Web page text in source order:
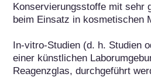
Konservierungsstoffe mit sehr
beim Einsatz in kosmetischen
In-vitro-Studien (d. h. Studien
einer künstlichen
Reagenzglas, durchgeführt